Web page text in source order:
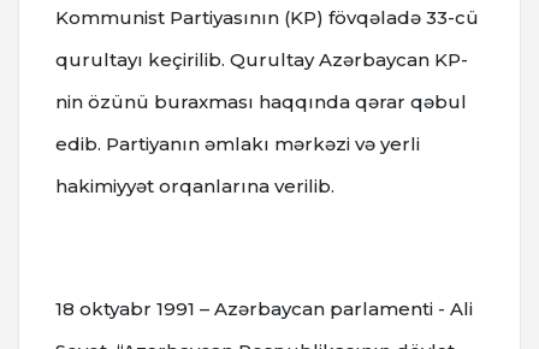
Kommunist Partiyasının (KP) fövqəladə 33-cü
qurultayı keçirilib. Qurultay Azərbaycan KP-
nin özünü buraxması haqqında qərar qəbul
edib. Partiyanın əmlakı mərkəzi və yerli
hakimiyyət orqanlarına verilib.
18 oktyabr 1991 – Azərbaycan parlamenti - Ali